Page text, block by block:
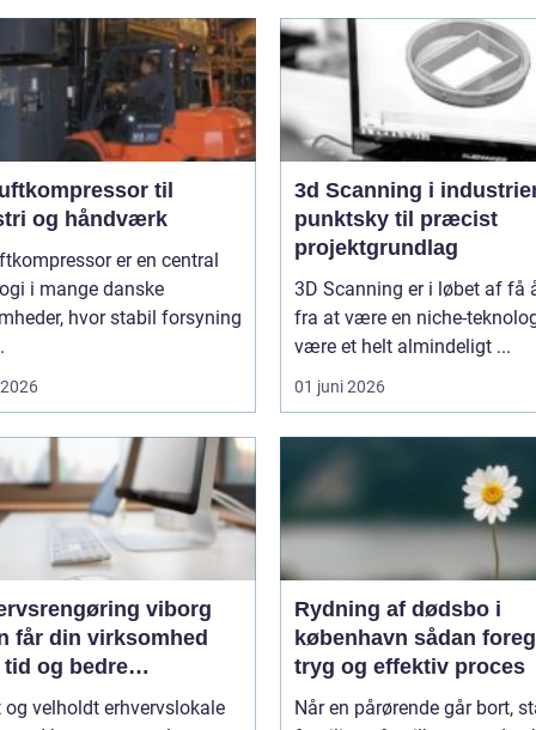
til
og håndværk
er en central
i mange danske
hvor stabil forsyning
3d Scanning i
punktsky til præcist
projektgrundlag
3D Scanning er i løbet af få
fra at være en niche-
være et helt almindeligt ...
01 juni 2026
viborg
får din virksomhed
tid og bedre
og velholdt erhvervslokale
Rydning af dødsbo i
københavn sådan foregår en
tryg og effektiv proces
Når en pårørende går bort,